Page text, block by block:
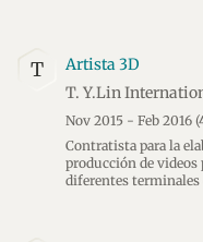
T
Artista 3D
T. Y.Lin
Nov 2015 - Feb 2016
Contratista para la
producción de videos
diferentes terminales